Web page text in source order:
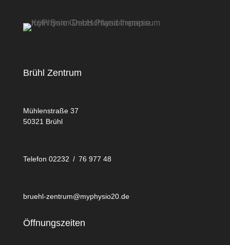
Brühl Zentrum
Mühlenstraße 37
50321 Brühl
Telefon 02232 / 76 977 48
bruehl-zentrum@myphysio20.de
Öffnungszeiten